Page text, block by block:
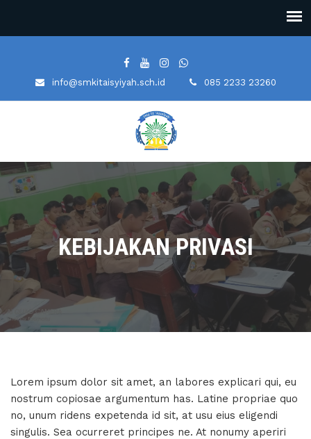
info@smkitaisyiyah.sch.id 085 2233 23260
KEBIJAKAN PRIVASI
Lorem ipsum dolor sit amet, an labores explicari qui, eu
nostrum copiosae argumentum has. Latine propriae quo
no, unum ridens expetenda id sit, at usu eius eligendi
singulis. Sea ocurreret principes ne. At nonumy aperiri